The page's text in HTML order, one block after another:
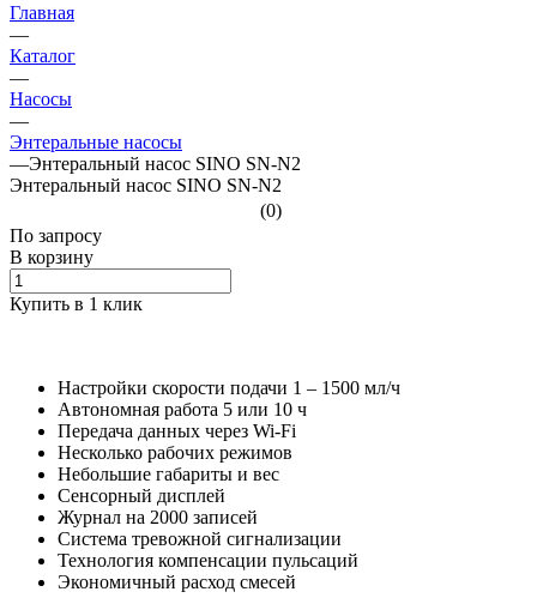
Главная
—
Каталог
—
Насосы
—
Энтеральные насосы
—Энтеральный насос SINO SN-N2
Энтеральный насос SINO SN-N2
(0)
По запросу
В корзину
Купить в 1 клик
Настройки скорости подачи 1 – 1500 мл/ч
Автономная работа 5 или 10 ч
Передача данных через Wi-Fi
Несколько рабочих режимов
Небольшие габариты и вес
Сенсорный дисплей
Журнал на 2000 записей
Система тревожной сигнализации
Технология компенсации пульсаций
Экономичный расход смесей